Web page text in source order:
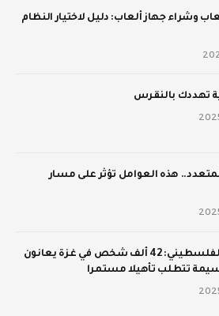
وشراء جهاز ألعاب: دليل لاختيار النظام
تهددك بالنقرس
هذه العوامل تؤثر على مسار
الإحصاء الفلسطيني: 42 ألف شخص في غزة يعانون
تتطلب تأهيلا مستمرا